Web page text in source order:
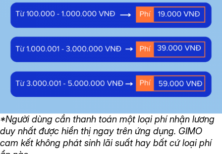
*Người dùng cần thanh toán một loại phí nhận lương
duy nhất được hiển thị ngay trên ứng dụng. GIMO
cam kết không phát sinh lãi suất hay bất cứ loại phí